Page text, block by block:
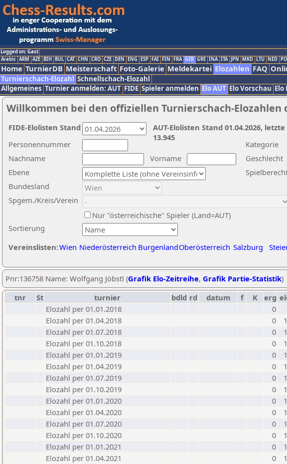
Logged on: Gast
Arabic ARM AZE BIH BUL CAT CHN CRO CZE DEN ENG ESP FAI FIN FRA GER GRE INA ITA JPN MKD LTU NED
Home TurnierDB Meisterschaft Foto-Galerie Meldekartei Elozahlen FAQ
Turnierschach-Elozahl Schnellschach-Elozahl
Allgemeines Turnier anmelden: AUT FIDE Spieler anmelden Elo AUT Elo Vorschau Elo
Willkommen bei den offiziellen Turnierschach-Elozahlen
Nachname
Vorname
Ebene
Kategorie
Sortierung
Personennummer
Bundesland
Spgem./Kreis/Verein
Geschlecht
Nur "österreichische" Spieler (Land=AUT)
Vereinslisten:Wien Niederösterreich BurgenlandOberösterreich Salzburg
AUT-Elolisten Stand 01.04.2026,
13.945
FIDE-Elolisten Stand
Pnr:136758 Name: Wolfgang Jöbstl (Grafik Elo-Zeitreihe, Grafik Partie-Statistik)
tnr
St turnier bdld rd datum f K erg
Elozahl per 01.01.2018
0
Elozahl per 01.04.2018
0
Elozahl per 01.07.2018
0
Elozahl per 01.10.2018
0
Elozahl per 01.01.2019
0
Elozahl per 01.04.2019
0
Elozahl per 01.07.2019
0
Elozahl per 01.10.2019
0
Elozahl per 01.01.2020
0
Elozahl per 01.04.2020
0
Elozahl per 01.07.2020
0
Elozahl per 01.10.2020
0
Elozahl per 01.01.2021
0
Elozahl per 01.04.2021
0